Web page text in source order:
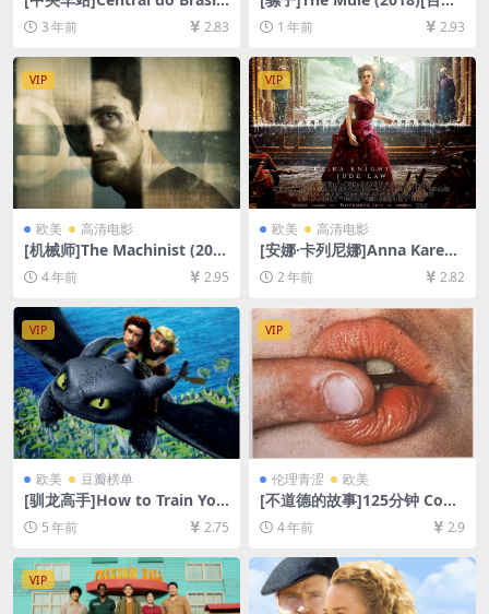
(1998)[百度网盘+夸克网盘10
80P超清未删减资源][网盘在
线播放/下载][MP4/5.4GB][中
文字幕]
3 年前 2.83
网盘+夸克网盘1080P超清未
删减资源][网盘在线播放/下
载][MP4/7.9GB][中英字幕]
1 年前 2.93
VIP
欧美 高清电影
[机械师]The Machinist (200
4)[百度网盘+迅雷云盘资源10
80P超清未删减][MP4/6.3GB]
[中英字幕]
4 年前 2.95
VIP
欧美 高清电影
[安娜·卡列尼娜]Anna Kareni
na (2012)[百度网盘+夸克网盘
1080P超清未删减资源][网盘
在线播放/下载][MP4/8.9GB]
[中文字幕]
2 年前 2.82
VIP
欧美 豆瓣榜单
[驯龙高手]How to Train You
r Dragon (2010)[百度网盘
+迅雷云盘资源1080P超清未
5 年前 2.75
VIP
伦理青涩 欧美
[不道德的故事]125分钟 Cont
es immoraux (1974)[百度网
盘+迅雷云盘+夸克网盘资源10
[原声中英字幕]【手机无法在
线播放，请下载防和谐压缩包
（含解压密码）】
4 年前 2.9
VIP